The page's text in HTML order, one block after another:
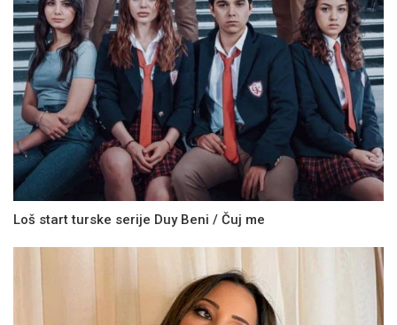
Loš start turske serije Duy Beni / Čuj me